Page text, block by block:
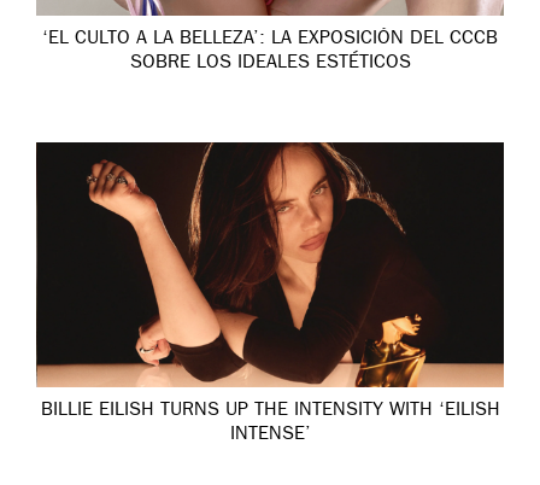
‘EL CULTO A LA BELLEZA’: LA EXPOSICIÓN DEL CCCB
SOBRE LOS IDEALES ESTÉTICOS
BILLIE EILISH TURNS UP THE INTENSITY WITH ‘EILISH
INTENSE’